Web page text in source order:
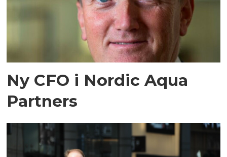
Ny CFO i Nordic Aqua
Partners